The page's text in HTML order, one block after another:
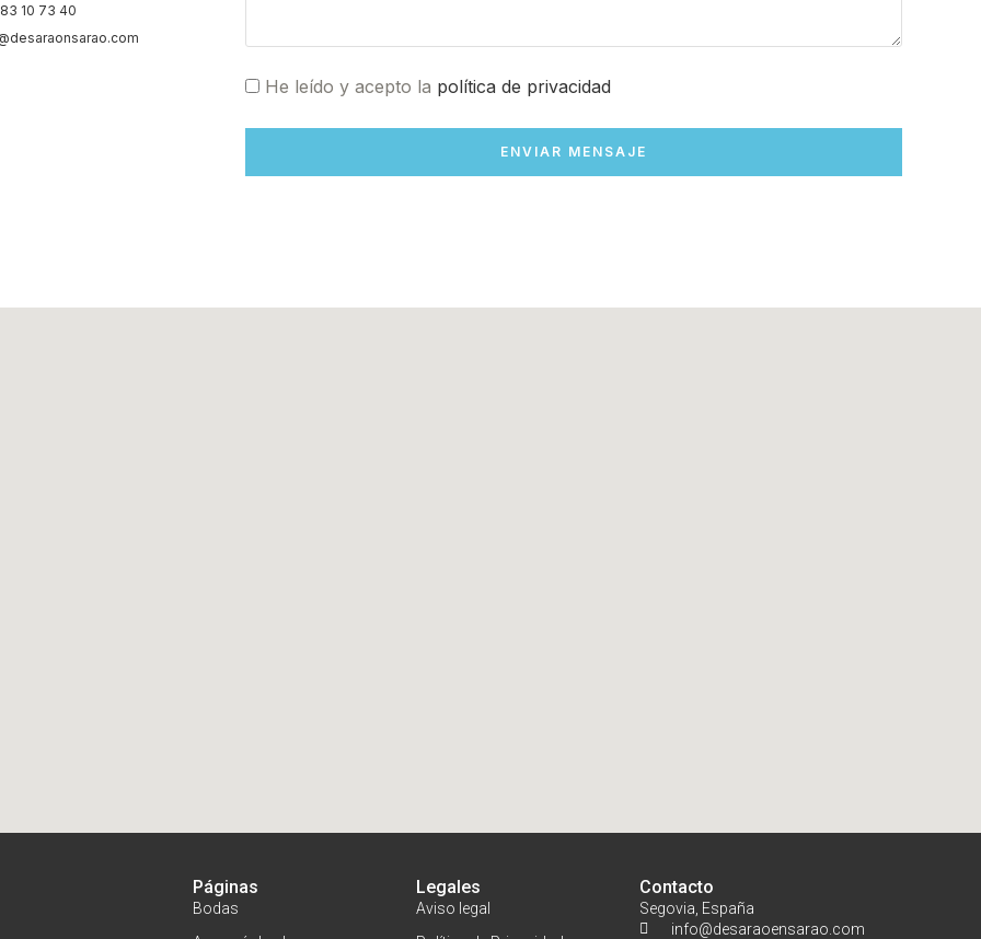
10 73 40
He leído y acepto la política de privacidad
ENVIAR MENSAJE
Páginas
Bodas
Legales
Aviso legal
Contacto
Segovia, España
info@desaraoensarao.com